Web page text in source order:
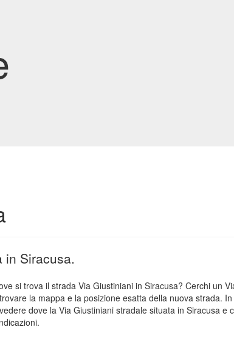
in Siracusa.
si trova il strada Via Giustiniani in Siracusa? Cerchi un
la mappa e la posizione esatta della nuova strada.
dove la Via Giustiniani stradale situata in Siracusa